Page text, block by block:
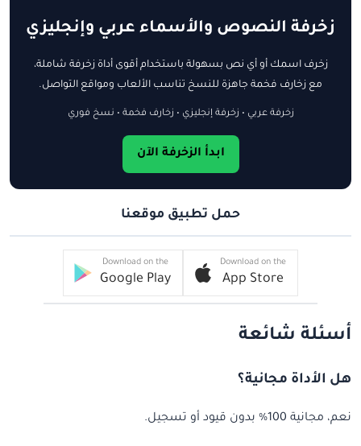
زخرفة النصوص والأسماء عربي وإنجليزي
زخرف اسمك أو أي نص بسهولة باستخدام أقوى أداة زخرفة شاملة،
مع زخارف فخمة جاهزة للنسخ تناسب الألعاب ومواقع التواصل.
زخرفة عربي • زخرفة إنجليزي • زخارف فخمة • نسخ فوري
ابدأ الزخرفة الآن
حمل تطبيق موقعنا
Download on the
App Store
Download on the
Google Play
أسئلة شائعة
هل الأداة مجانية؟
نعم، مجانية 100% بدون قيود أو تسجيل.